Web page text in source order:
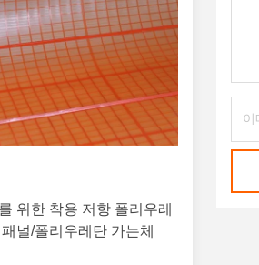
위한 착용 저항 폴리우레
널/폴리우레탄 가는체